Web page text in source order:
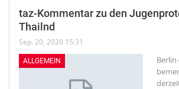
taz-Kommentar zu den
Thailnd
Sep. 20, 2020 15:31
ALLGEMEIN
Berlin